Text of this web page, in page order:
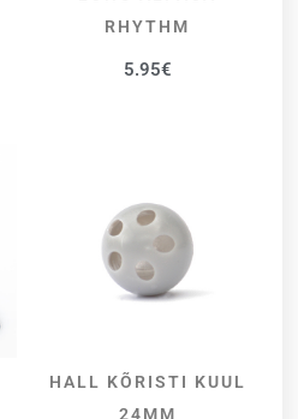
RHYTHM
5.95€
LISA KORVI
HALL KÕRISTI KUUL
24MM